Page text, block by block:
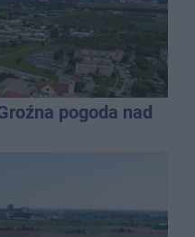
pogoda nad